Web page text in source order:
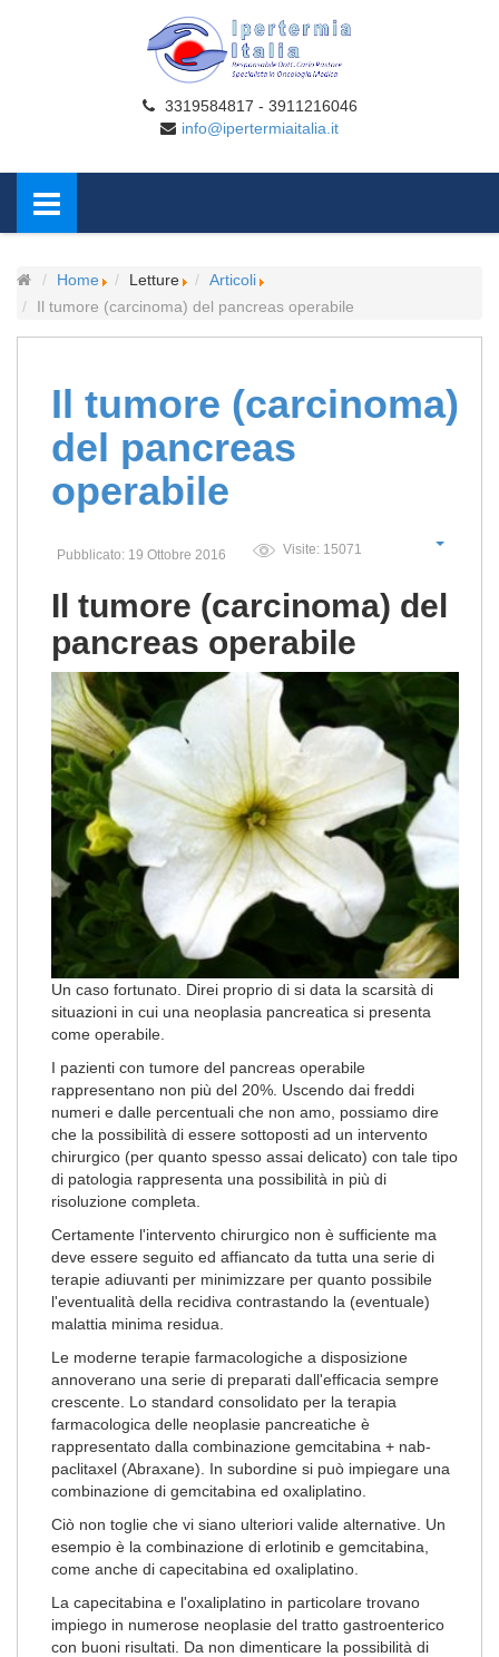
3319584817 - 3911216046
info@ipertermiaitalia.it
Home Letture
Articoli
Il tumore (carcinoma) del pancreas operabile
Il tumore (carcinoma)
del pancreas
operabile
Pubblicato: 19 Ottobre 2016 Visite: 15071
Il tumore (carcinoma) del
pancreas operabile
Un caso fortunato. Direi proprio di si data la scarsità di
situazioni in cui una neoplasia pancreatica si presenta
come operabile.
I pazienti con tumore del pancreas operabile
rappresentano non più del 20%. Uscendo dai freddi
numeri e dalle percentuali che non amo, possiamo dire
che la possibilità di essere sottoposti ad un intervento
chirurgico (per quanto spesso assai delicato) con tale tipo
di patologia rappresenta una possibilità in più di
risoluzione completa.
Certamente l'intervento chirurgico non è sufficiente ma
deve essere seguito ed affiancato da tutta una serie di
terapie adiuvanti per minimizzare per quanto possibile
l'eventualità della recidiva contrastando la (eventuale)
malattia minima residua.
Le moderne terapie farmacologiche a disposizione
annoverano una serie di preparati dall'efficacia sempre
crescente. Lo standard consolidato per la terapia
farmacologica delle neoplasie pancreatiche è
rappresentato dalla combinazione gemcitabina + nab-
paclitaxel (Abraxane). In subordine si può impiegare una
combinazione di gemcitabina ed oxaliplatino.
Ciò non toglie che vi siano ulteriori valide alternative. Un
esempio è la combinazione di erlotinib e gemcitabina,
come anche di capecitabina ed oxaliplatino.
La capecitabina e l'oxaliplatino in particolare trovano
impiego in numerose neoplasie del tratto gastroenterico
con buoni risultati. Da non dimenticare la possibilità di